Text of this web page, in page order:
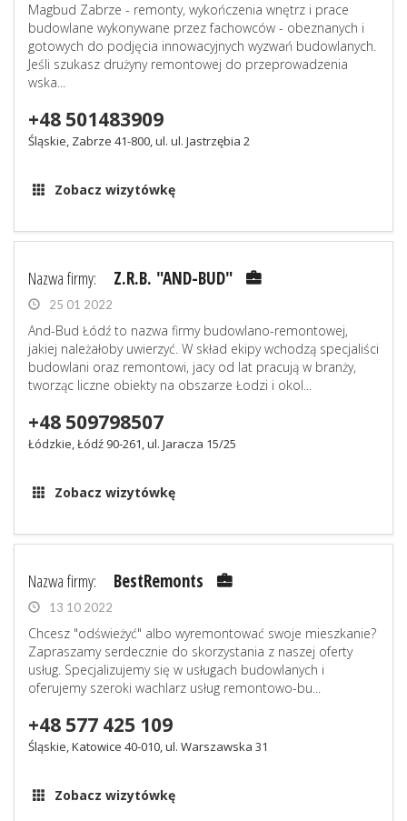
Magbud Zabrze - remonty, wykończenia wnętrz i prace
budowlane wykonywane przez fachowców - obeznanych i
gotowych do podjęcia innowacyjnych wyzwań budowlanych.
Jeśli szukasz drużyny remontowej do przeprowadzenia
wska...
+48 501483909
Śląskie, Zabrze 41-800, ul. ul. Jastrzębia 2
Zobacz wizytówkę
Nazwa firmy: Z.R.B. "AND-BUD"
25 01 2022
And-Bud Łódź to nazwa firmy budowlano-remontowej,
jakiej należałoby uwierzyć. W skład ekipy wchodzą specjaliści
budowlani oraz remontowi, jacy od lat pracują w branży,
tworząc liczne obiekty na obszarze Łodzi i okol...
+48 509798507
Łódzkie, Łódź 90-261, ul. Jaracza 15/25
Zobacz wizytówkę
Nazwa firmy: BestRemonts
13 10 2022
Chcesz "odświeżyć" albo wyremontować swoje mieszkanie?
Zapraszamy serdecznie do skorzystania z naszej oferty
usług. Specjalizujemy się w usługach budowlanych i
oferujemy szeroki wachlarz usług remontowo-bu...
+48 577 425 109
Śląskie, Katowice 40-010, ul. Warszawska 31
Zobacz wizytówkę